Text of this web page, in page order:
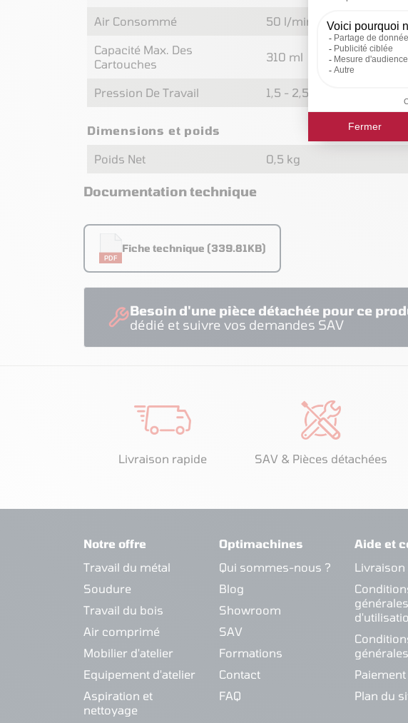
Air Consommé 50 l/min
Capacité Max. Des
Cartouches
310 ml
Pression De Travail 1,5 - 2,5 bar
Dimensions et poids
Poids Net 0,5 kg
Documentation technique
PDF
Fiche technique (339.81KB)
Besoin d'une pièce détachée pour ce
dédié et suivre vos demandes SAV
Livraison rapide SAV & Pièces détachées
Notre offre
Travail du métal
Soudure
Travail du bois
Air comprimé
Mobilier d'atelier
Equipement d'atelier
Aspiration et
nettoyage
Optimachines
Qui sommes-nous ?
Blog
Showroom
SAV
Formations
Contact
FAQ
Aide et
Livraison
générales
Paiement
Plan du